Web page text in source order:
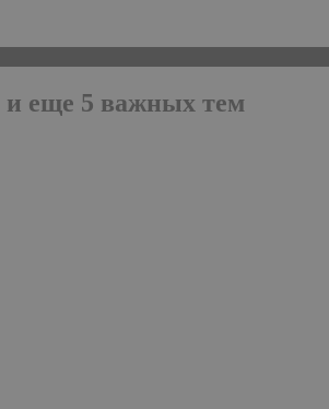
и еще 5 важных тем